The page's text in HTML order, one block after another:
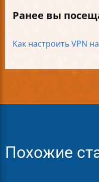
Ранее вы
Как настроить VPN
Похожие